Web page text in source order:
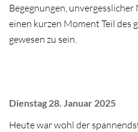
Begegnungen,
einen kurzen Moment Teil des
gewesen zu sein.
Dienstag 28. Januar 2025
Heute war wohl der